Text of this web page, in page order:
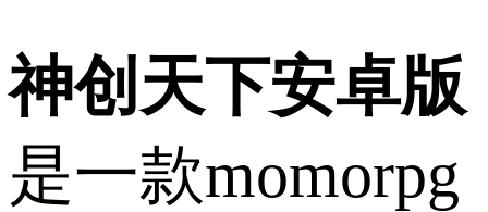
神创天下安卓版
是一款momorpg